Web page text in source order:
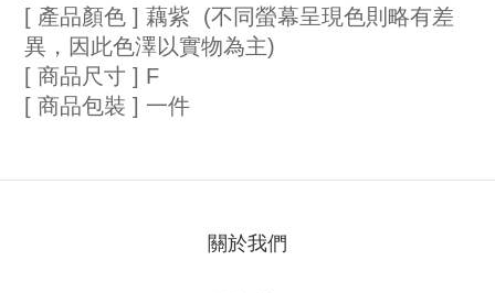
[ 產品顏色 ] 藕紫  (不同螢幕呈現色則略有差
異，因此色澤以實物為主)
[ 商品尺寸 ] F
[ 商品包裝 ] 一件
關於我們